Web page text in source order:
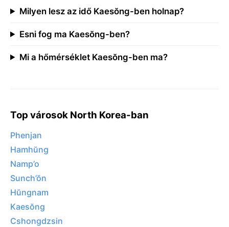
Milyen lesz az idő Kaesŏng-ben holnap?
Esni fog ma Kaesŏng-ben?
Mi a hőmérséklet Kaesŏng-ben ma?
Top városok North Korea-ban
Phenjan
Hamhŭng
Namp’o
Sunch’ŏn
Hŭngnam
Kaesŏng
Cshongdzsin